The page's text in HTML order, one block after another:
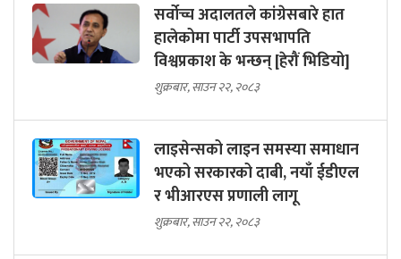
सर्वोच्च अदालतले कांग्रेसबारे हात
हालेकोमा पार्टी उपसभापति
विश्वप्रकाश के भन्छन् [हेरौं भिडियो]
शुक्रबार, साउन २२, २०८३
लाइसेन्सको लाइन समस्या समाधान
भएको सरकारको दाबी, नयाँ ईडीएल
र भीआरएस प्रणाली लागू
शुक्रबार, साउन २२, २०८३